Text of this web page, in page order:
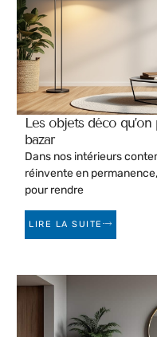
Les objets déco
bazar
Dans nos intérieurs
réinvente en
pour rendre
LIRE LA SUITE